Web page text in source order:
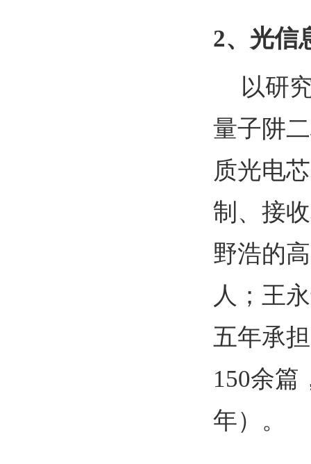
2、光信
以研
量子阱
质光电
制、接
野浩的
人；王
五年承
150余篇
年）。